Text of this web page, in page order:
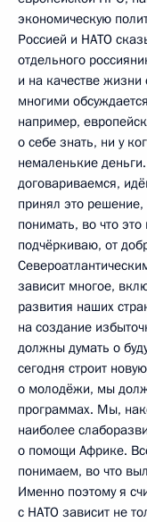
экономическую
Россией и НАТО
отдельного
и на качестве
многими
например,
о себе знать, ни у
немаленькие
договариваемся,
принял это
понимать, во что
подчёркиваю, от
зависит многое,
развития наших
на создание
должны думать о
сегодня строит
о молодёжи, мы
программах. Мы,
наиболее
о помощи Африке.
понимаем, во что
Именно поэтому я
с НАТО зависит не